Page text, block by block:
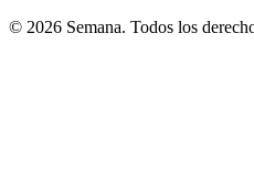
© 2026 Semana. Todos los